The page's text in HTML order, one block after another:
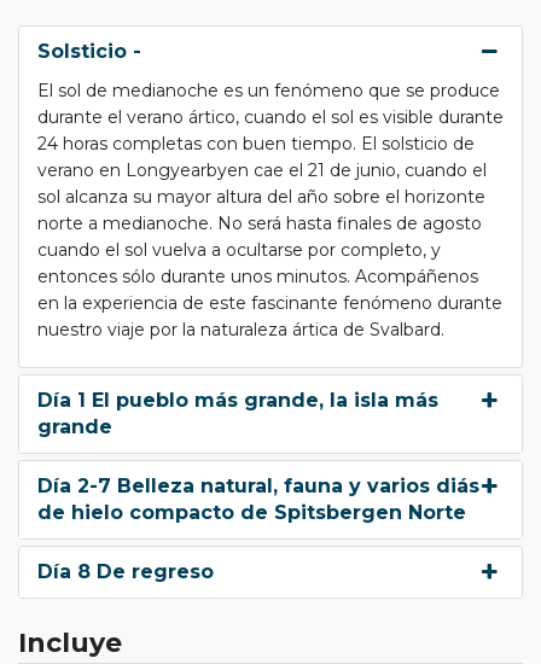
Solsticio -
El sol de medianoche es un fenómeno que se produce
durante el verano ártico, cuando el sol es visible durante
24 horas completas con buen tiempo. El solsticio de
verano en Longyearbyen cae el 21 de junio, cuando el
sol alcanza su mayor altura del año sobre el horizonte
norte a medianoche. No será hasta finales de agosto
cuando el sol vuelva a ocultarse por completo, y
entonces sólo durante unos minutos. Acompáñenos
en la experiencia de este fascinante fenómeno durante
nuestro viaje por la naturaleza ártica de Svalbard.
Día 1 El pueblo más grande, la isla más
grande
Día 2-7 Belleza natural, fauna y varios diás
de hielo compacto de Spitsbergen Norte
Día 8 De regreso
Incluye